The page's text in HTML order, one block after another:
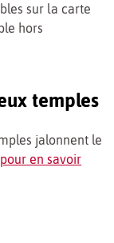
sur la carte
hors
temples
jalonnent le
en savoir